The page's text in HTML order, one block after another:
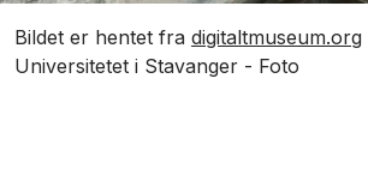
Bildet er hentet fra digitaltmuseum.org
Universitetet i Stavanger - Foto